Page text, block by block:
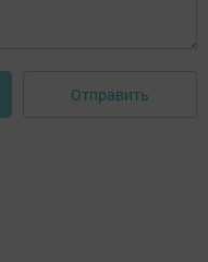
Отправить